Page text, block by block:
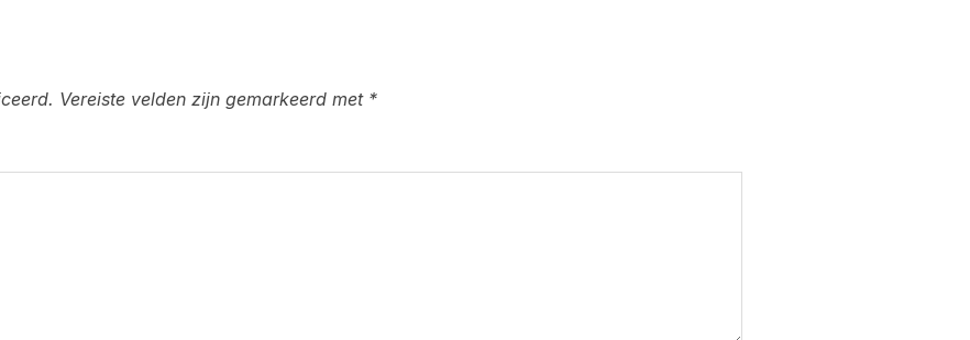
Vereiste velden zijn gemarkeerd met *